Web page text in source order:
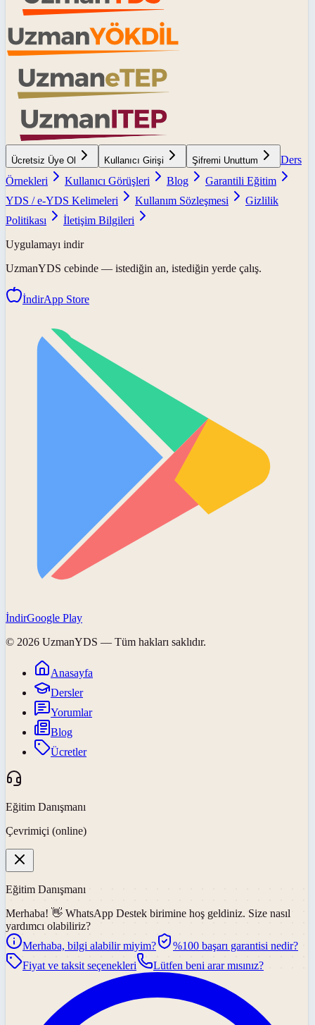
Ücretsiz Üye Ol Kullanıcı Girişi Şifremi Unuttum
Ders
Örnekleri
Kullanıcı Görüşleri Blog
Garantili Eğitim
YDS / e-YDS Kelimeleri
Kullanım Sözleşmesi
Gizlilik
Politikası
İletişim Bilgileri
Uygulamayı indir
UzmanYDS cebinde — istediğin an, istediğin yerde çalış.
İndirApp Store
İndirGoogle Play
© 2026 UzmanYDS — Tüm hakları saklıdır.
Anasayfa
Dersler
Yorumlar
Blog
Ücretler
Eğitim Danışmanı
Çevrimiçi (online)
Eğitim Danışmanı
Merhaba! 👋 WhatsApp Destek birimine hoş geldiniz. Size nasıl
yardımcı olabiliriz?
Merhaba, bilgi alabilir miyim?
%100 başarı garantisi nedir?
Fiyat ve taksit seçenekleri
Lütfen beni arar mısınız?